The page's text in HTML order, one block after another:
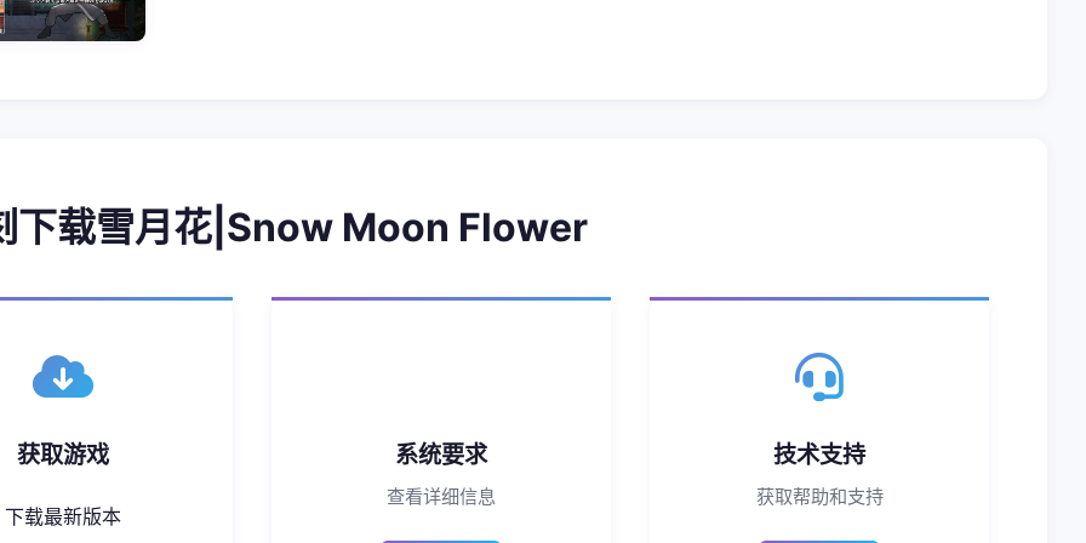
下载雪月花|Snow Moon Flower
获取游戏
下载最新版本
系统要求
查看详细信息
技术支持
获取帮助和支持